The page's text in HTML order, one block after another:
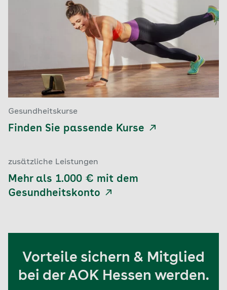
Gesundheitskurse
Finden Sie passende Kurse
zusätzliche Leistungen
Mehr als 1.000 € mit dem
Gesundheitskonto
Vorteile sichern & Mitglied
bei der AOK Hessen werden.